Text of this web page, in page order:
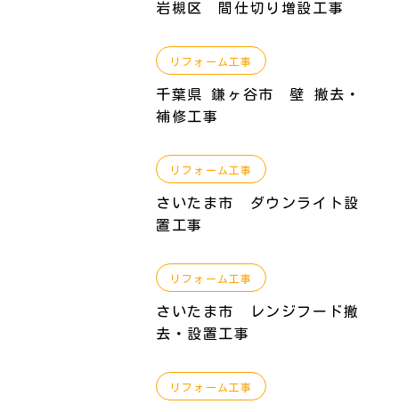
岩槻区 間仕切り増設工事
リフォーム工事
千葉県 鎌ヶ谷市 壁 撤去・
補修工事
リフォーム工事
さいたま市 ダウンライト設
置工事
リフォーム工事
さいたま市 レンジフード撤
去・設置工事
リフォーム工事